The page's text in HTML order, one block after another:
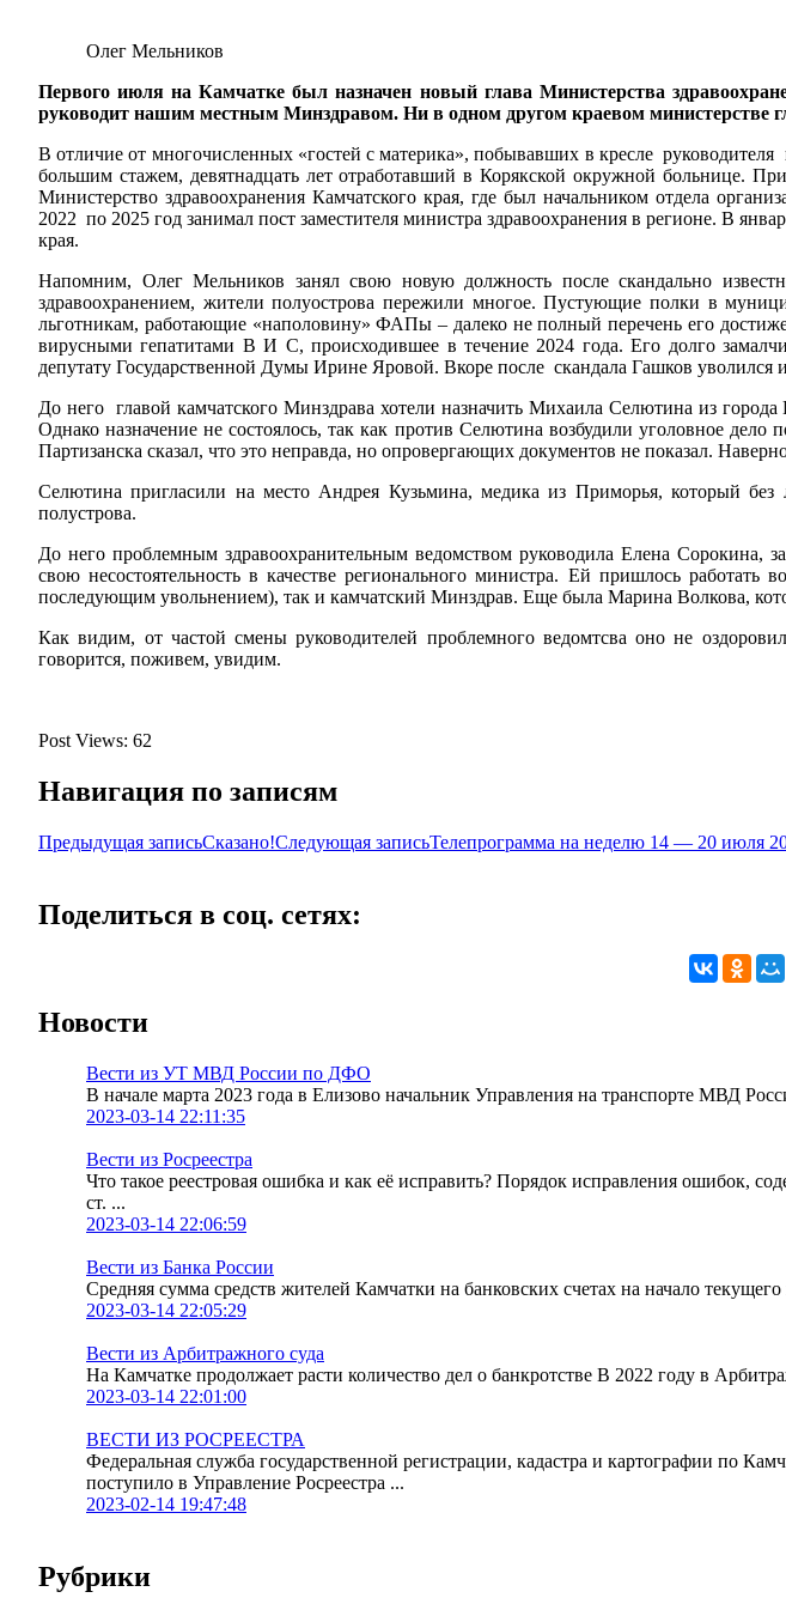
Олег Мельников
Первого июля на Камчатке был назначен новый глава Министерства
руководит нашим местным Минздравом. Ни в одном другом краевом министерстве
В отличие от многочисленных «гостей с материка», побывавших в кресле
большим стажем, девятнадцать лет отработавший в Корякской окружной больнице.
Министерство здравоохранения Камчатского края, где был начальником отдела
2022 по 2025 год занимал пост заместителя министра здравоохранения в регионе. В
края.
Напомним, Олег Мельников занял свою новую должность после скандально
здравоохранением, жители полуострова пережили многое. Пустующие полки в
льготникам, работающие «наполовину» ФАПы – далеко не полный перечень его
вирусными гепатитами В И С, происходившее в течение 2024 года. Его долго
депутату Государственной Думы Ирине Яровой. Вкоре после скандала Гашков уволился
До него главой камчатского Минздрава хотели назначить Михаила Селютина из
Однако назначение не состоялось, так как против Селютина возбудили уголовное
Партизанска сказал, что это неправда, но опровергающих документов не показал.
Селютина пригласили на место Андрея Кузьмина, медика из Приморья, который
полустрова.
До него проблемным здравоохранительным ведомством руководила Елена Сорокина,
свою несостоятельность в качестве регионального министра. Ей пришлось
последующим увольнением), так и камчатский Минздрав. Еще была Марина Волкова,
Как видим, от частой смены руководителей проблемного ведомтсва оно не
говорится, поживем, увидим.
Post Views: 62
Навигация по записям
Предыдущая записьСказано!Следующая записьТелепрограмма на неделю 14 — 20 июля
Поделиться в соц. сетях:
Новости
Вести из УТ МВД России по ДФО
В начале марта 2023 года в Елизово начальник Управления на транспорте МВД
2023-03-14 22:11:35
Вести из Росреестра
Что такое реестровая ошибка и как её исправить? Порядок исправления ошибок,
ст. ...
2023-03-14 22:06:59
Вести из Банка России
Средняя сумма средств жителей Камчатки на банковских счетах на начало
2023-03-14 22:05:29
Вести из Арбитражного суда
На Камчатке продолжает расти количество дел о банкротстве В 2022 году в
2023-03-14 22:01:00
ВЕСТИ ИЗ РОСРЕЕСТРА
Федеральная служба государственной регистрации, кадастра и картографии по
поступило в Управление Росреестра ...
2023-02-14 19:47:48
Рубрики